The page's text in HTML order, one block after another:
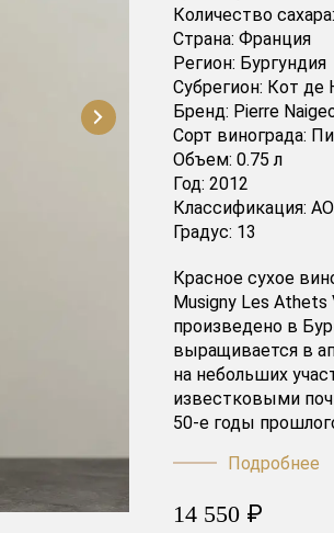
Количество сахара:
Страна: Франция
Регион: Бургундия
Субрегион: Кот де
Бренд: Pierre
Сорт винограда:
Объем: 0.75 л
Год: 2012
Классификация:
Градус: 13
Красное сухое
Musigny Les Athets
произведено в
выращивается в
на небольших
известковыми
50-е годы
Подробнее
14 550 ₽